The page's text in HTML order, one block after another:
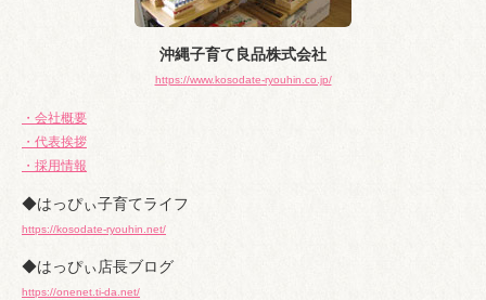
沖縄子育て良品株式会社
https://www.kosodate-ryouhin.co.jp/
・会社概要
・代表挨拶
・採用情報
◆はっぴぃ子育てライフ
https://kosodate-ryouhin.net/
◆はっぴぃ店長ブログ
https://onenet.ti-da.net/